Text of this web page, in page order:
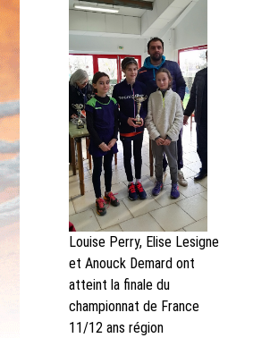
Louise Perry, Elise Lesigne
et Anouck Demard ont
atteint la finale du
championnat de France
11/12 ans région